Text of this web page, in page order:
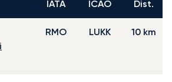
IATA ICAO Dist.
RMO LUKK 10 km